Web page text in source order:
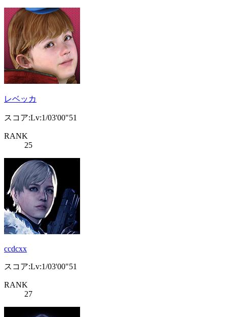
レベッカ
スコア:Lv:1/03'00"51
RANK
25
ccdcxx
スコア:Lv:1/03'00"51
RANK
27